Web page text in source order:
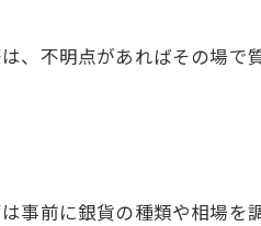
、不明点があればその場で
事前に銀貨の種類や相場を